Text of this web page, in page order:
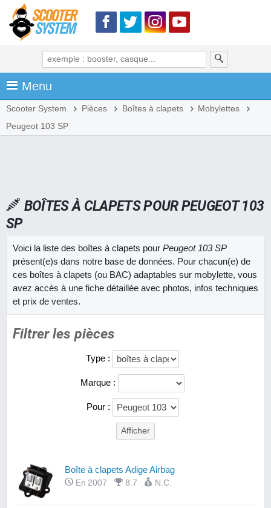
Menu
Scooter System Pièces Boîtes à clapets
Mobylettes
Peugeot 103 SP
BOÎTES À CLAPETS POUR PEUGEOT 103
SP
Voici la liste des boîtes à clapets pour Peugeot 103 SP
présent(e)s dans notre base de données. Pour chacun(e) de
ces boîtes à clapets (ou BAC) adaptables sur mobylette, vous
avez accès à une fiche détaillée avec photos, infos techniques
et prix de ventes.
Filtrer les pièces
Type :
Marque :
Pour :
Boîte à clapets Adige Airbag
En 2007 8.7 N.C.